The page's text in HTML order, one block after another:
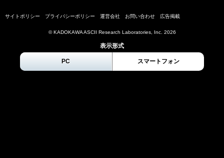
サイトポリシー プライバシーポリシー 運営会社 お問い合わせ 広告掲載
© KADOKAWA ASCII Research Laboratories, Inc. 2026
表示形式
PC スマートフォン